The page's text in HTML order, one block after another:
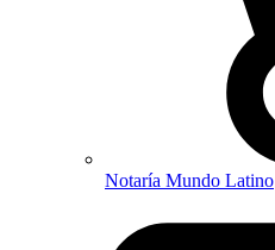
Notaría Mundo Latino